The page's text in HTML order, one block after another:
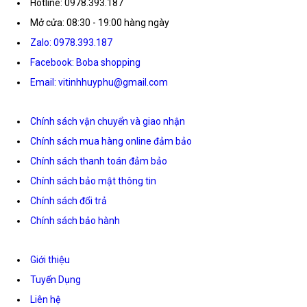
Hotline: 0978.393.187
Mở cửa: 08:30 - 19:00 hàng ngày
Zalo: 0978.393.187
Facebook: Boba shopping
Email: vitinhhuyphu@gmail.com
Chính sách vận chuyển và giao nhận
Chính sách mua hàng online đảm bảo
Chính sách thanh toán đảm bảo
Chính sách bảo mật thông tin
Chính sách đổi trả
Chính sách bảo hành
Giới thiệu
Tuyển Dụng
Liên hệ